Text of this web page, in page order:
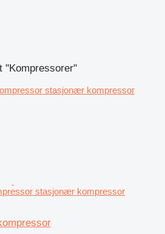
"Kompressorer"
stasjonær kompressor